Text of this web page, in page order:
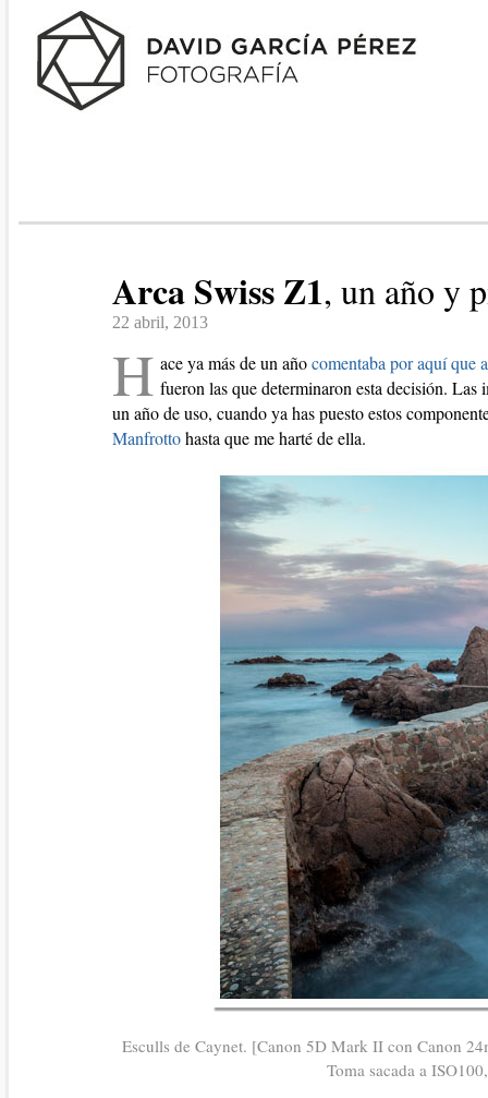
Arca Swiss Z1, un año y
22 abril, 2013
H ace ya más de un añocomentaba por aquí que
fueron las que determinaron esta decisión. Las
un año de uso, cuando ya has puesto estos
Manfrottohasta que me harté de ella.
Esculls de Caynet. [Canon 5D Mark II con Canon
Toma sacada a